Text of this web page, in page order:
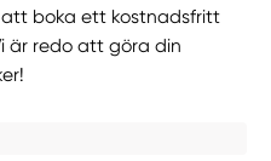
att boka ett kostnadsfritt
är redo att göra din